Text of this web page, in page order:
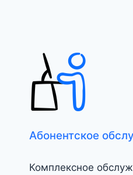
Абонентское
Комплексное